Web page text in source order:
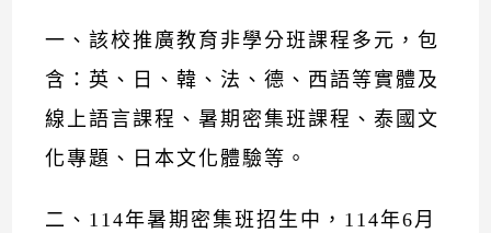
一、該校推廣教育非學分班課程多元，包
含：英、日、韓、法、德、西語等實體及
線上語言課程、暑期密集班課程、泰國文
化專題、日本文化體驗等。
二、114年暑期密集班招生中，114年6月